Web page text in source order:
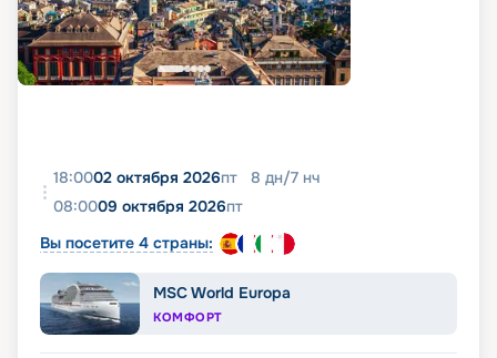
18:0002 октября 2026пт 8 дн/7 нч
08:0009 октября 2026пт
Вы посетите 4 страны:
MSC World Europa
КОМФОРТ